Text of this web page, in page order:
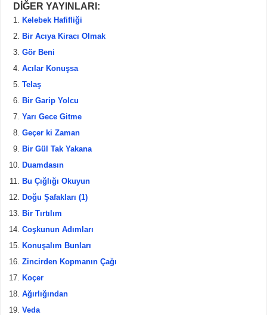
c
e
b
o
o
k
tt
er e
DİĞER YAYINLARI:
Kelebek Hafifliği
Bir Acıya Kiracı Olmak
Gör Beni
Acılar Konuşsa
Telaş
Bir Garip Yolcu
Yarı Gece Gitme
Geçer ki Zaman
Bir Gül Tak Yakana
Duamdasın
Bu Çığlığı Okuyun
Doğu Şafakları (1)
Bir Tırtılım
Coşkunun Adımları
Konuşalım Bunları
Zincirden Kopmanın Çağı
Koçer
Ağırlığından
Veda